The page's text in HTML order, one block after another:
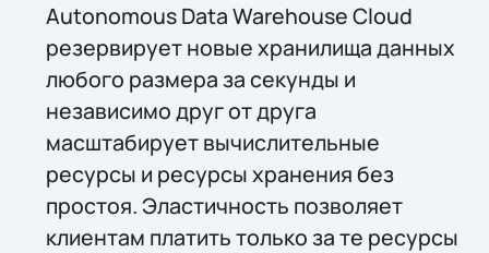
Autonomous Data Warehouse Cloud
резервирует новые хранилища данных
любого размера за секунды и
независимо друг от друга
масштабирует вычислительные
ресурсы и ресурсы хранения без
простоя. Эластичность позволяет
клиентам платить только за те ресурсы